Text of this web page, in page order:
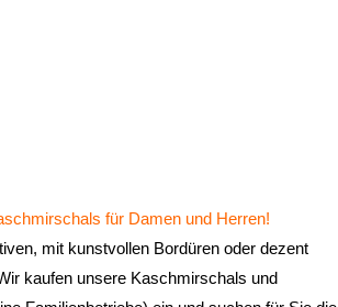
für Damen und Herren!
mit kunstvollen Bordüren oder dezent
kaufen unsere Kaschmirschals und